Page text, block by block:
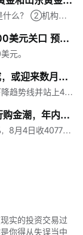
①本轮现货黄金突破4300美元/盎司的原因是什么？ ②机构对年内金价底部及后续走势有何明确判断？
港股概念追踪 | 大涨超4%!黄金站上4200美元关口 预计年内价格将回到上行通道(附概念股)
元。
突破4200美元阻力位！黄金“重置”完成，或迎来数月来最佳上涨窗口
黄金迎来数月来最关键技术突破。金价突破下降趋势线并站上4200美元，技术面、美元走弱、中国央行持续购金及CTA净空头等多重利好共振。分析认为，若站稳关键价位，或触发空头回补和程序化资金追涨，推动黄金开启新一轮上涨行情。
4000美元筑底成功？地缘风险叠加央行购金潮，年内金价或重回上行通道
①8月5日现货黄金报4167美元/盎司涨2.09%，8月4日收4077美元/盎司涨0.56%。 ②多只黄金股涨幅超6%，四川黄金涨停；黄金ETF多数涨超2%；主要金店金价均超1230元/克。 ③2026年二季度全球黄金总需求1269吨同比持平，上半年总需求创历史新高。
实的投资交易过
你得从失误当中